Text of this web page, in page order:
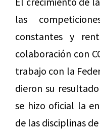
las
constantes y
colaboración con
trabajo con la
dieron su
se hizo oficial la
de las disciplinas